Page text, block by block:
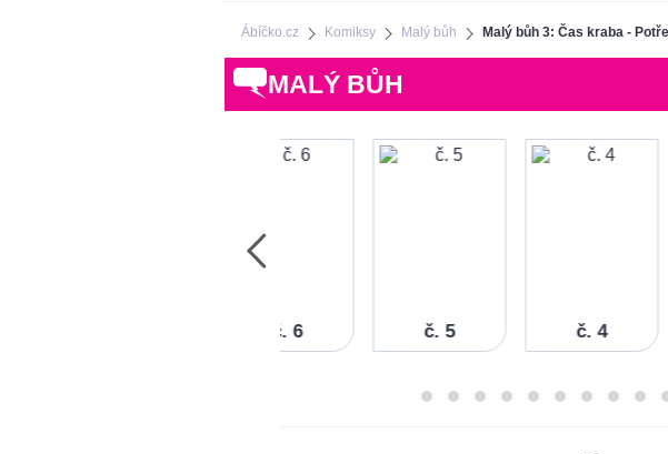
Ábíčko.cz Komiksy Malý bůh Malý bůh 3: Čas kraba -
MALÝ BŮH
č. 6 č. 5 č. 4